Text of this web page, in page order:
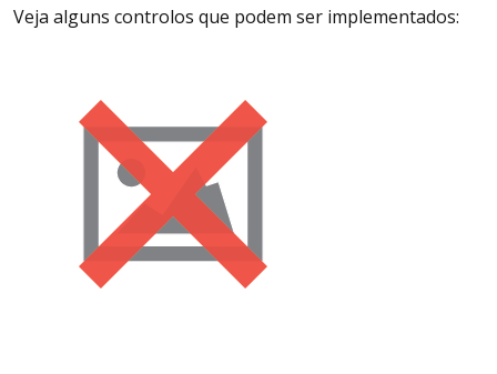
Veja alguns controlos que podem ser implementados: